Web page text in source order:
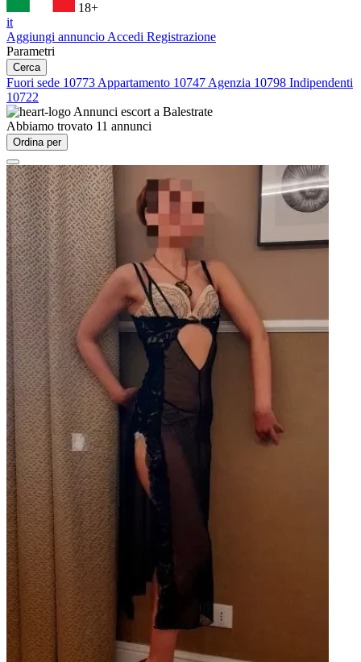
18+
it
Aggiungi annuncio Accedi Registrazione
Parametri
Cerca
Fuori sede 10773 Appartamento 10747 Agenzia 10798 Indipendenti
10722
Annunci escort a Balestrate
Abbiamo trovato 11 annunci
Ordina per